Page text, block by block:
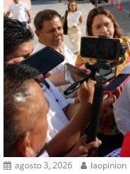
agosto 3, 2026 laopinion